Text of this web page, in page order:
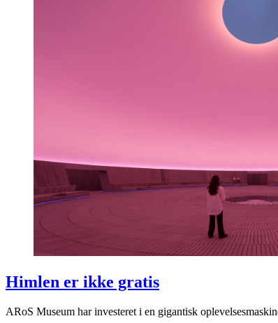
Himlen er ikke gratis
ARoS Museum har investeret i en gigantisk